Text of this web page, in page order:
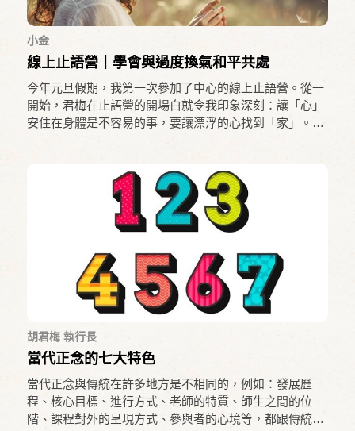
小金
線上止語營｜學會與過度換氣和平共處
今年元旦假期，我第一次參加了中心的線上止語營。從一
開始，君梅在止語營的開場白就令我印象深刻：讓「心」
安住在身體是不容易的事，要讓漂浮的心找到「家」。在
鼻子、胸腔、腹部，範圍很廣，於是我選擇了鼻腔。這個
「點」非常重要，幫助了我在靜觀時更能集中注意力，漂
浮不定的心要回的「家」就在鼻腔。
胡君梅 執行長
當代正念的七大特色
當代正念與傳統在許多地方是不相同的，例如：發展歷
程、核心目標、進行方式、老師的特質、師生之間的位
階、課程對外的呈現方式、參與者的心境等，都跟傳統正